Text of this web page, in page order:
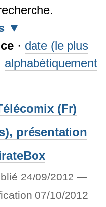
· date (le plus
alphabétiquement
(Fr)
présentation
24/09/2012 —
07/10/2012